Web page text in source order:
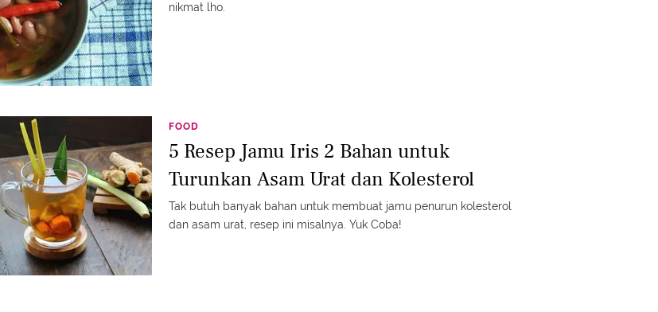
nikmat lho.
FOOD
5 Resep Jamu Iris 2 Bahan untuk
Turunkan Asam Urat dan Kolesterol
Tak butuh banyak bahan untuk membuat jamu penurun kolesterol
dan asam urat, resep ini misalnya. Yuk Coba!